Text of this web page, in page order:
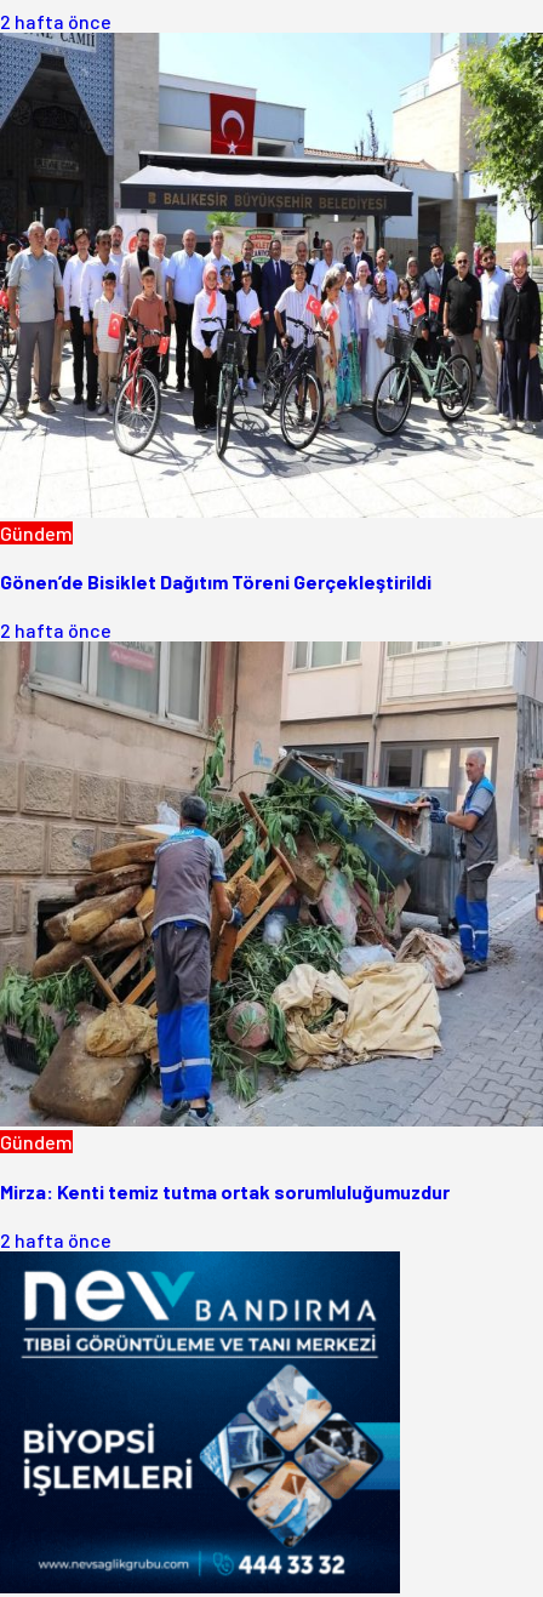
2 hafta önce
Gündem
Gönen’de Bisiklet Dağıtım Töreni Gerçekleştirildi
2 hafta önce
Gündem
Mirza: Kenti temiz tutma ortak sorumluluğumuzdur
2 hafta önce